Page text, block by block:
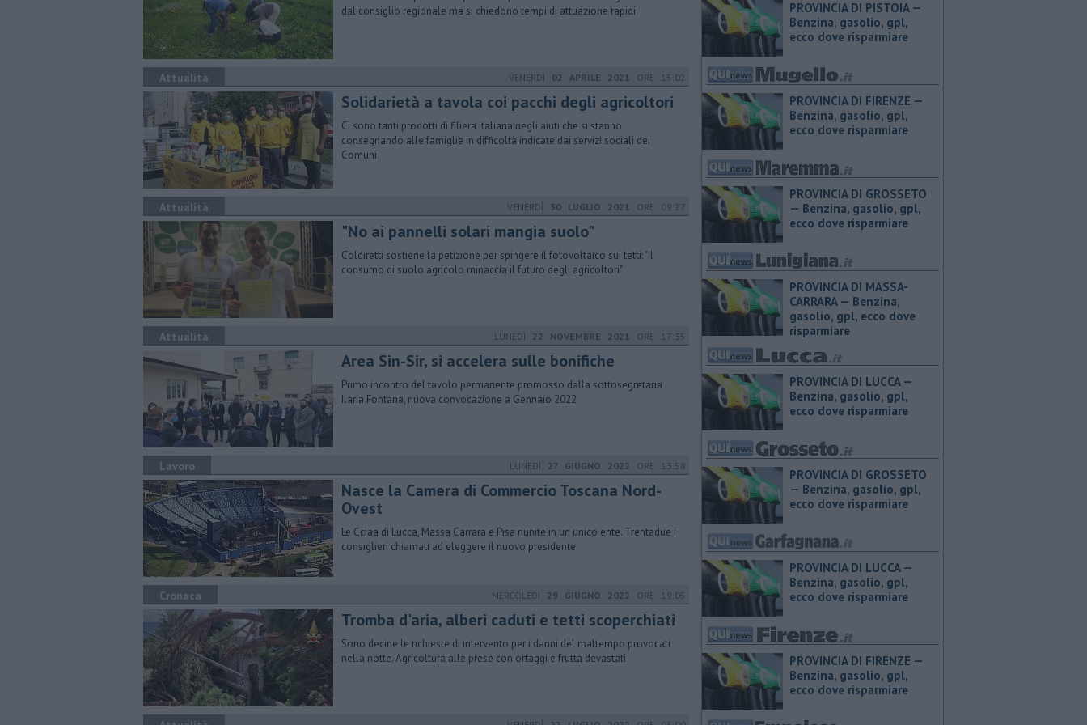
dal consiglio regionale ma si chiedono tempi di attuazione rapidi
Attualità VENERDÌ 02 APRILE 2021 ORE 15:02
Solidarietà a tavola coi pacchi degli agricoltori
Ci sono tanti prodotti di filiera italiana negli aiuti che si stanno
consegnando alle famiglie in difficoltà indicate dai servizi sociali dei
Comuni
Attualità VENERDÌ 30 LUGLIO 2021 ORE 09:27
"No ai pannelli solari mangia suolo"
Coldiretti sostiene la petizione per spingere il fotovoltaico sui tetti: "Il
consumo di suolo agricolo minaccia il futuro degli agricoltori"
Attualità LUNEDÌ 22 NOVEMBRE 2021 ORE 17:35
Area Sin-Sir, si accelera sulle bonifiche
Primo incontro del tavolo permanente promosso dalla sottosegretaria
Ilaria Fontana, nuova convocazione a Gennaio 2022
Lavoro LUNEDÌ 27 GIUGNO 2022 ORE 13:58
Nasce la Camera di Commercio Toscana Nord-
Ovest
Le Cciaa di Lucca, Massa Carrara e Pisa riunite in un unico ente. Trentadue i
consiglieri chiamati ad eleggere il nuovo presidente
Cronaca MERCOLEDÌ 29 GIUGNO 2022 ORE 19:05
Tromba d'aria, alberi caduti e tetti scoperchiati
Sono decine le richieste di intervento per i danni del maltempo provocati
nella notte. Agricoltura alle prese con ortaggi e frutta devastati
PROVINCIA DI PISTOIA — ​
Benzina, gasolio, gpl,
ecco dove risparmiare
PROVINCIA DI FIRENZE — ​
Benzina, gasolio, gpl,
ecco dove risparmiare
PROVINCIA DI GROSSETO
— ​Benzina, gasolio, gpl,
ecco dove risparmiare
PROVINCIA DI MASSA-
CARRARA — ​Benzina,
gasolio, gpl, ecco dove
risparmiare
PROVINCIA DI LUCCA — ​
Benzina, gasolio, gpl,
ecco dove risparmiare
PROVINCIA DI GROSSETO
— ​Benzina, gasolio, gpl,
ecco dove risparmiare
PROVINCIA DI LUCCA — ​
Benzina, gasolio, gpl,
ecco dove risparmiare
PROVINCIA DI FIRENZE — ​
Benzina, gasolio, gpl,
ecco dove risparmiare